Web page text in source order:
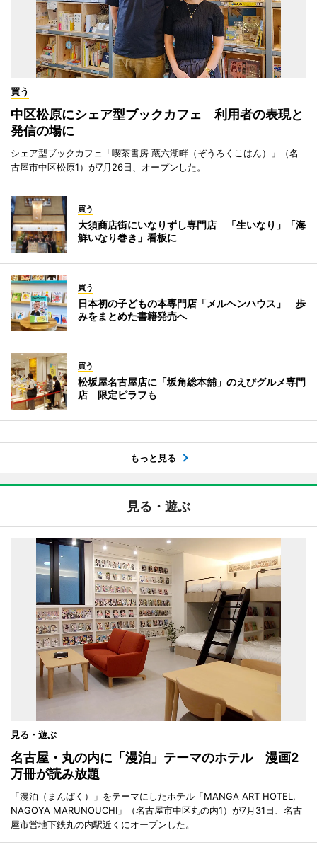
買う
中区松原にシェア型ブックカフェ 利用者の表現と
発信の場に
シェア型ブックカフェ「喫茶書房 蔵六湖畔（ぞうろくこはん）」（名
古屋市中区松原1）が7月26日、オープンした。
買う
大須商店街にいなりずし専門店 「生いなり」「海
鮮いなり巻き」看板に
買う
日本初の子どもの本専門店「メルヘンハウス」 歩
みをまとめた書籍発売へ
買う
松坂屋名古屋店に「坂角総本舖」のえびグルメ専門
店 限定ピラフも
もっと見る
見る・遊ぶ
見る・遊ぶ
名古屋・丸の内に「漫泊」テーマのホテル 漫画2
万冊が読み放題
「漫泊（まんぱく）」をテーマにしたホテル「MANGA ART HOTEL,
NAGOYA MARUNOUCHI」（名古屋市中区丸の内1）が7月31日、名古
屋市営地下鉄丸の内駅近くにオープンした。